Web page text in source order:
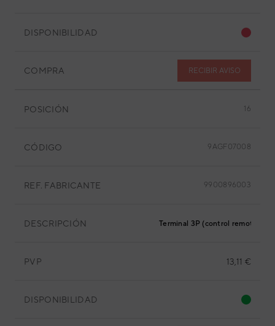
DISPONIBILIDAD
COMPRA RECIBIR AVISO
POSICIÓN 16
CÓDIGO 9AGF07008
REF. FABRICANTE 9900896003
DESCRIPCIÓN Terminal 3P (control remoto con
PVP 13,11 €
DISPONIBILIDAD